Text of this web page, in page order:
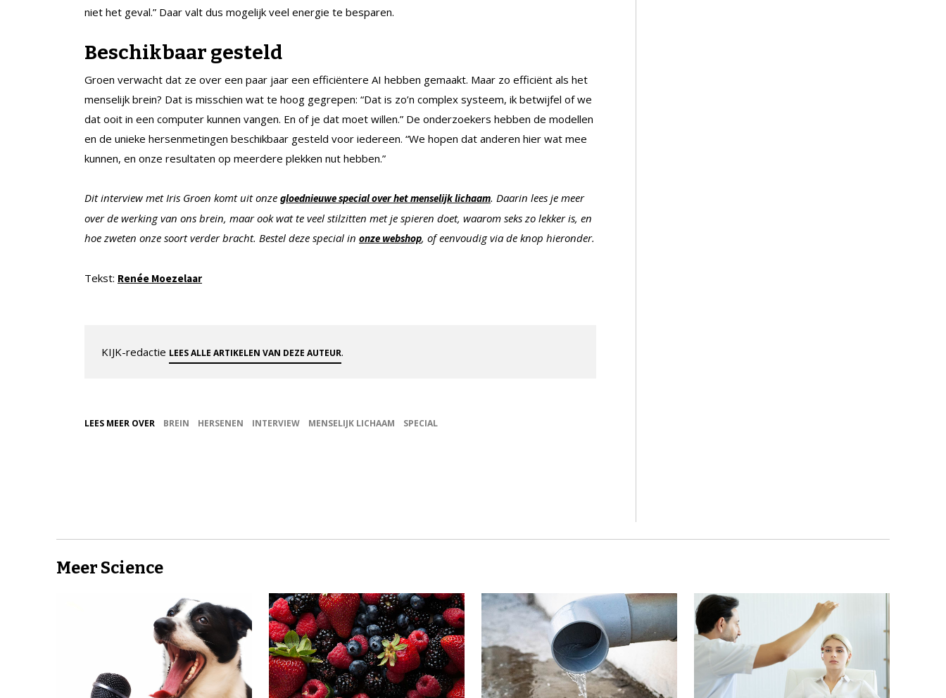
niet het geval.” Daar valt dus mogelijk veel energie te besparen.
Beschikbaar gesteld
Groen verwacht dat ze over een paar jaar een efficiëntere AI hebben gemaakt. Maar zo efficiënt als het
menselijk brein? Dat is misschien wat te hoog gegrepen: “Dat is zo’n complex systeem, ik betwijfel of we
dat ooit in een computer kunnen vangen. En of je dat moet willen.” De onderzoekers hebben de modellen
en de unieke hersenmetingen beschikbaar gesteld voor iedereen. “We hopen dat anderen hier wat mee
kunnen, en onze resultaten op meerdere plekken nut hebben.”
Dit interview met Iris Groen komt uit onze gloednieuwe special over het menselijk lichaam. Daarin lees je meer
over de werking van ons brein, maar ook wat te veel stilzitten met je spieren doet, waarom seks zo lekker is, en
hoe zweten onze soort verder bracht. Bestel deze special in onze webshop, of eenvoudig via de knop hieronder.
Tekst: Renée Moezelaar
KIJK-redactie LEES ALLE ARTIKELEN VAN DEZE AUTEUR.
LEES MEER OVER BREIN HERSENEN INTERVIEW MENSELIJK LICHAAM SPECIAL
Meer Science